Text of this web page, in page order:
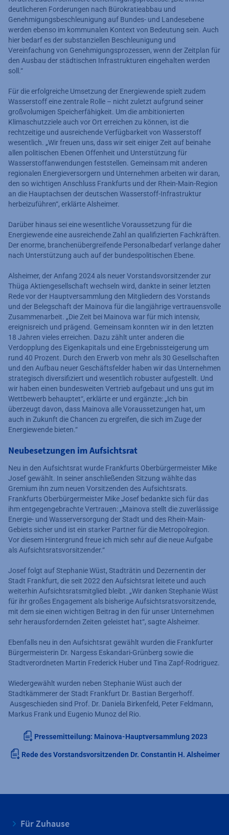
deutlicheren Forderungen nach Bürokratieabbau und
Genehmigungsbeschleunigung auf Bundes- und Landesebene
werden ebenso im kommunalen Kontext von Bedeutung sein. Auch
hier bedarf es der substanziellen Beschleunigung und
Vereinfachung von Genehmigungsprozessen, wenn der Zeitplan für
den Ausbau der städtischen Infrastrukturen eingehalten werden
soll.“
Für die erfolgreiche Umsetzung der Energiewende spielt zudem
Wasserstoff eine zentrale Rolle – nicht zuletzt aufgrund seiner
großvolumigen Speicherfähigkeit. Um die ambitionierten
Klimaschutzziele auch vor Ort erreichen zu können, ist die
rechtzeitige und ausreichende Verfügbarkeit von Wasserstoff
wesentlich. „Wir freuen uns, dass wir seit einiger Zeit auf beinahe
allen politischen Ebenen Offenheit und Unterstützung für
Wasserstoffanwendungen feststellen. Gemeinsam mit anderen
regionalen Energieversorgern und Unternehmen arbeiten wir daran,
den so wichtigen Anschluss Frankfurts und der Rhein-Main-Region
an die Hauptachsen der deutschen Wasserstoff-Infrastruktur
herbeizuführen“, erklärte Alsheimer.
Darüber hinaus sei eine wesentliche Voraussetzung für die
Energiewende eine ausreichende Zahl an qualifizierten Fachkräften.
Der enorme, branchenübergreifende Personalbedarf verlange daher
nach Unterstützung auch auf der bundespolitischen Ebene.
Alsheimer, der Anfang 2024 als neuer Vorstandsvorsitzender zur
Thüga Aktiengesellschaft wechseln wird, dankte in seiner letzten
Rede vor der Hauptversammlung den Mitgliedern des Vorstands
und der Belegschaft der Mainova für die langjährige vertrauensvolle
Zusammenarbeit. „Die Zeit bei Mainova war für mich intensiv,
ereignisreich und prägend. Gemeinsam konnten wir in den letzten
18 Jahren vieles erreichen. Dazu zählt unter anderen die
Verdopplung des Eigenkapitals und eine Ergebnissteigerung um
rund 40 Prozent. Durch den Erwerb von mehr als 30 Gesellschaften
und den Aufbau neuer Geschäftsfelder haben wir das Unternehmen
strategisch diversifiziert und wesentlich robuster aufgestellt. Und
wir haben einen bundesweiten Vertrieb aufgebaut und uns gut im
Wettbewerb behauptet“, erklärte er und ergänzte: „Ich bin
überzeugt davon, dass Mainova alle Voraussetzungen hat, um
auch in Zukunft die Chancen zu ergreifen, die sich im Zuge der
Energiewende bieten.“
Neubesetzungen im Aufsichtsrat
Neu in den Aufsichtsrat wurde Frankfurts Oberbürgermeister Mike
Josef gewählt. In seiner anschließenden Sitzung wählte das
Gremium ihn zum neuen Vorsitzenden des Aufsichtsrats.
Frankfurts Oberbürgermeister Mike Josef bedankte sich für das
ihm entgegengebrachte Vertrauen: „Mainova stellt die zuverlässige
Energie- und Wasserversorgung der Stadt und des Rhein-Main-
Gebiets sicher und ist ein starker Partner für die Metropolregion.
Vor diesem Hintergrund freue ich mich sehr auf die neue Aufgabe
als Aufsichtsratsvorsitzender.“
Josef folgt auf Stephanie Wüst, Stadträtin und Dezernentin der
Stadt Frankfurt, die seit 2022 den Aufsichtsrat leitete und auch
weiterhin Aufsichtsratsmitglied bleibt. „Wir danken Stephanie Wüst
für ihr großes Engagement als bisherige Aufsichtsratsvorsitzende,
mit dem sie einen wichtigen Beitrag in den für unser Unternehmen
sehr herausfordernden Zeiten geleistet hat“, sagte Alsheimer.
Ebenfalls neu in den Aufsichtsrat gewählt wurden die Frankfurter
Bürgermeisterin Dr. Nargess Eskandari-Grünberg sowie die
Stadtverordneten Martin Frederick Huber und Tina Zapf-Rodriguez.
Wiedergewählt wurden neben Stephanie Wüst auch der
Stadtkämmerer der Stadt Frankfurt Dr. Bastian Bergerhoff.
Ausgeschieden sind Prof. Dr. Daniela Birkenfeld, Peter Feldmann,
Markus Frank und Eugenio Munoz del Rio.
Pressemitteilung: Mainova-Hauptversammlung 2023
Rede des Vorstandsvorsitzenden Dr. Constantin H. Alsheimer
Für Zuhause